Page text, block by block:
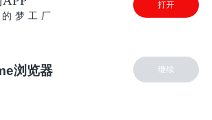
梦工厂
打开
浏览器 继续
的观点和知识点是准确无误
术点在市面上还没有相应的文
合大家的课题。
目标是帮助学
中提高效率并节省成本？